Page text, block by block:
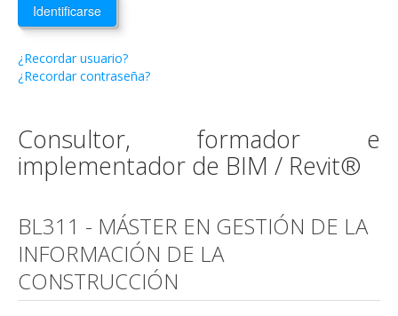
Identificarse
¿Recordar usuario?
¿Recordar contraseña?
Consultor, formador e
implementador de BIM / Revit®
BL311 - MÁSTER EN GESTIÓN DE LA
INFORMACIÓN DE LA
CONSTRUCCIÓN